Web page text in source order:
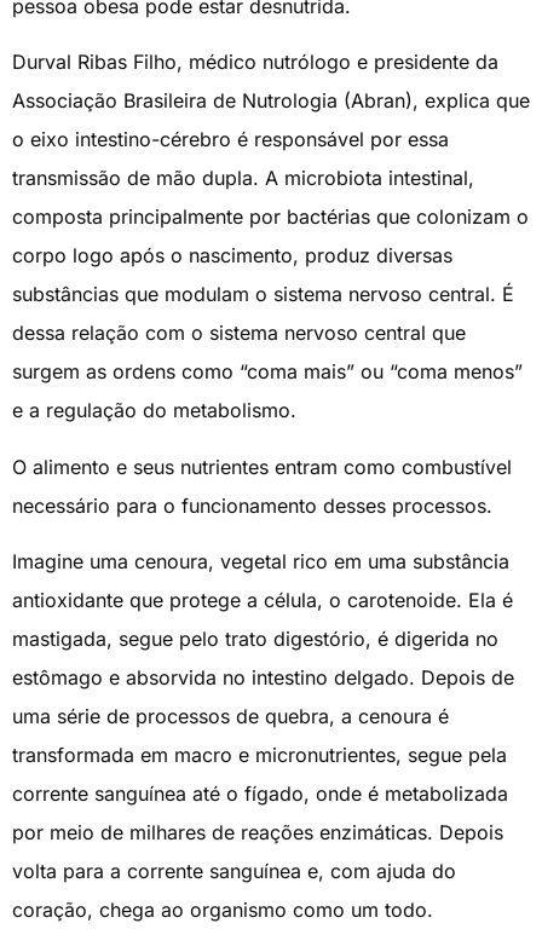
pessoa obesa pode estar desnutrida.
Durval Ribas Filho, médico nutrólogo e presidente da
Associação Brasileira de Nutrologia (Abran), explica que
o eixo intestino-cérebro é responsável por essa
transmissão de mão dupla. A microbiota intestinal,
composta principalmente por bactérias que colonizam o
corpo logo após o nascimento, produz diversas
substâncias que modulam o sistema nervoso central. É
dessa relação com o sistema nervoso central que
surgem as ordens como “coma mais” ou “coma menos”
e a regulação do metabolismo.
O alimento e seus nutrientes entram como combustível
necessário para o funcionamento desses processos.
Imagine uma cenoura, vegetal rico em uma substância
antioxidante que protege a célula, o carotenoide. Ela é
mastigada, segue pelo trato digestório, é digerida no
estômago e absorvida no intestino delgado. Depois de
uma série de processos de quebra, a cenoura é
transformada em macro e micronutrientes, segue pela
corrente sanguínea até o fígado, onde é metabolizada
por meio de milhares de reações enzimáticas. Depois
volta para a corrente sanguínea e, com ajuda do
coração, chega ao organismo como um todo.